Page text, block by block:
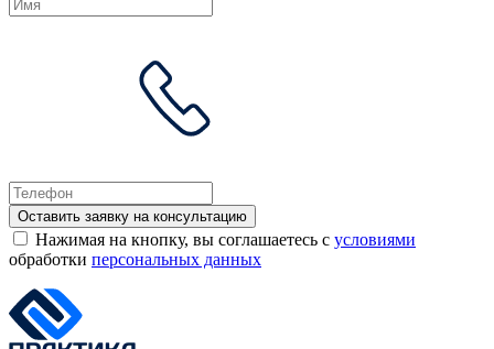
Оставить заявку на консультацию
Нажимая на кнопку, вы соглашаетесь с условиями
обработки персональных данных